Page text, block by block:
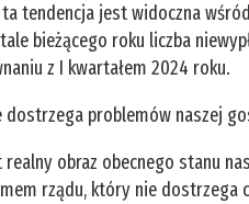
tendencja jest widoczna
bieżącego roku liczba
z I kwartałem 2024 roku.
dostrzega problemów naszej
realny obraz obecnego stanu
rządu, który nie dostrzega